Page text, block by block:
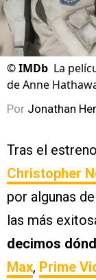
©IMDb La
de Anne
Por Jonathan
Tras el
Christopher
por algunas
las más
decimos
Max, Prime